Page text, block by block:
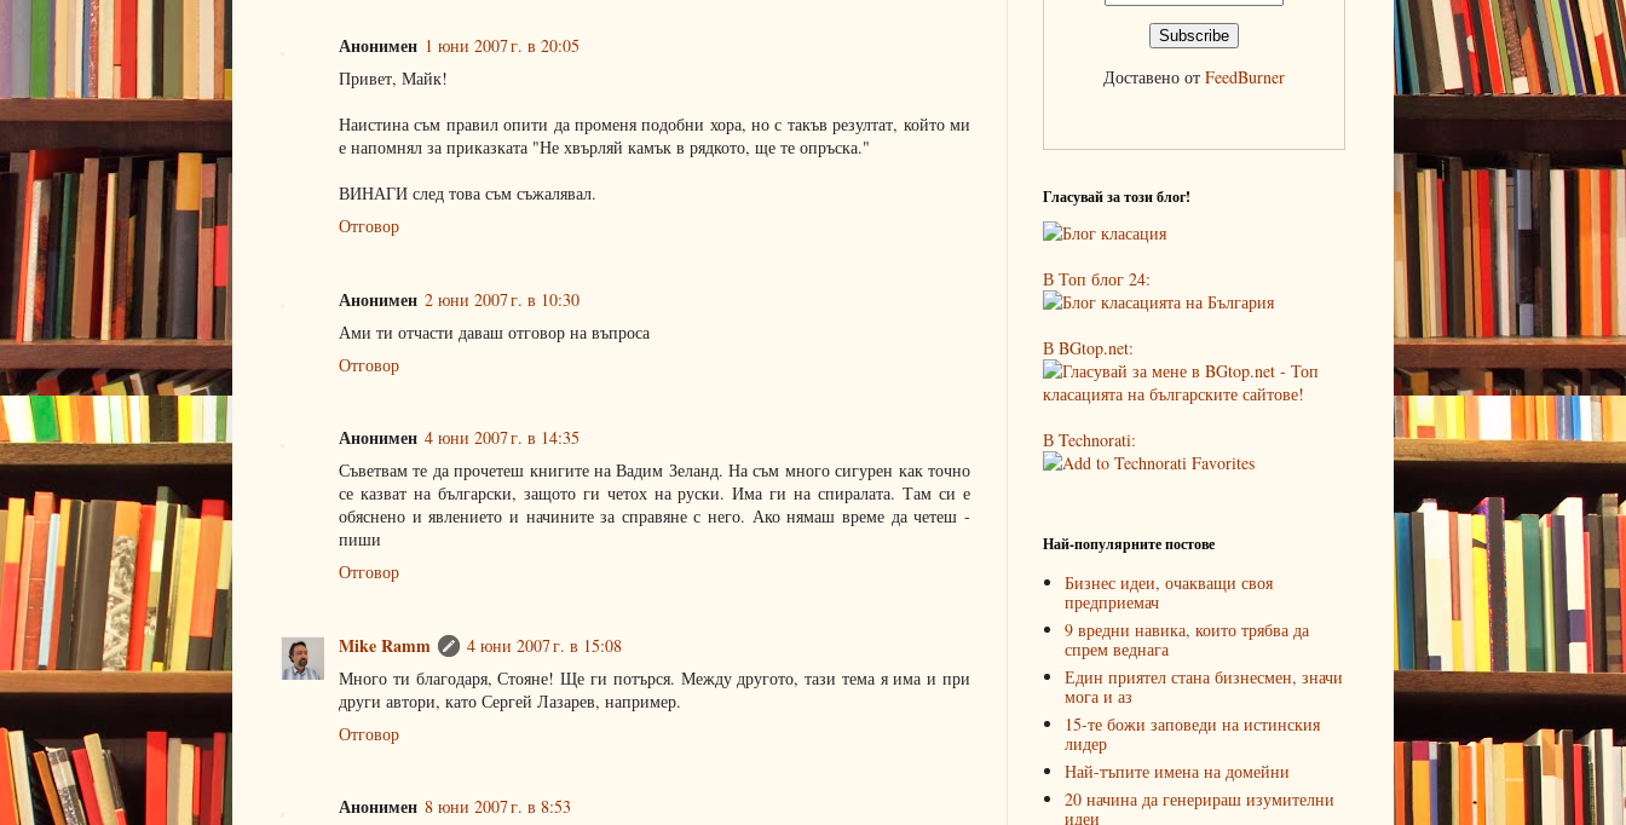
Анонимен 1 юни 2007 г. в 20:05
Привет, Майк!
Наистина съм правил опити да променя подобни хора, но с такъв резултат, който ми
е напомнял за приказката "Не хвърляй камък в рядкото, ще те опръска."
ВИНАГИ след това съм съжалявал.
Отговор
Анонимен 2 юни 2007 г. в 10:30
Ами ти отчасти даваш отговор на въпроса
Отговор
Анонимен 4 юни 2007 г. в 14:35
Съветвам те да прочетеш книгите на Вадим Зеланд. На съм много сигурен как точно
се казват на български, защото ги четох на руски. Има ги на спиралата. Там си е
обяснено и явлението и начините за справяне с него. Ако нямаш време да четеш -
пиши
Отговор
Mike Ramm
4 юни 2007 г. в 15:08
Много ти благодаря, Стояне! Ще ги потърся. Между другото, тази тема я има и при
други автори, като Сергей Лазарев, например.
Отговор
Анонимен 8 юни 2007 г. в 8:53
Доставено от FeedBurner
Гласувай за този блог!
В Топ блог 24:
В BGtop.net:
В Technorati:
Най-популярните постове
Бизнес идеи, очакващи своя
предприемач
9 вредни навика, които трябва да
спрем веднага
Един приятел стана бизнесмен, значи
мога и аз
15-те божи заповеди на истинския
лидер
Най-тъпите имена на домейни
20 начина да генерираш изумителни
идеи